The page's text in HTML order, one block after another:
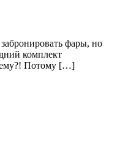
фары, но
комплект
Потому […]